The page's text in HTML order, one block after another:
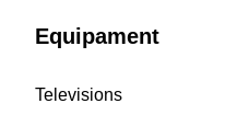
Equipament
Televisions